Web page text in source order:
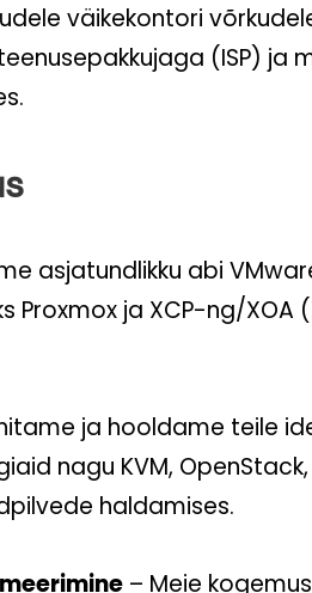
väikekontori
(ISP) ja
asjatundlikku abi
ja XCP-ng/XOA
ja hooldame teile
nagu KVM, OpenStack,
haldamises.
– Meie